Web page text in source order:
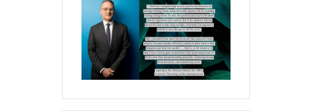
Chu kỳ trong thái độ của đám